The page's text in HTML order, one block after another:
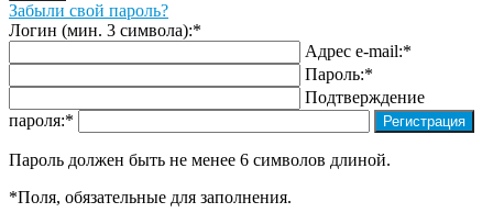
Забыли свой пароль?
Логин (мин. 3 символа):*
Адрес e-mail:*
Пароль:*
Подтверждение
пароля:*
Пароль должен быть не менее 6 символов длиной.
*Поля, обязательные для заполнения.